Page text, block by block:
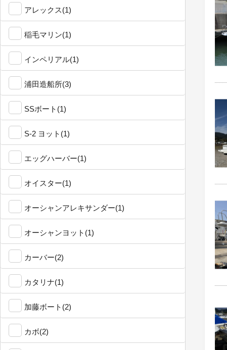
アレックス(1)
稲毛マリン(1)
インペリアル(1)
浦田造船所(3)
SSボート(1)
S-2 ヨット(1)
エッグハーバー(1)
オイスター(1)
オーシャンアレキサンダー(1)
オーシャンヨット(1)
カーバー(2)
カタリナ(1)
加藤ボート(2)
カボ(2)